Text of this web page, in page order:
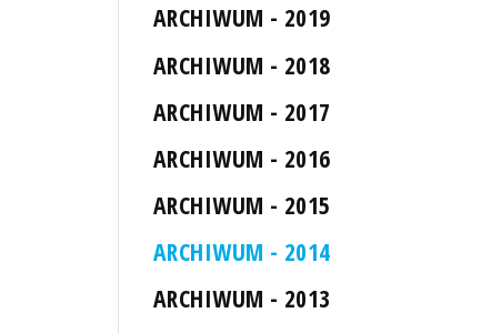
ARCHIWUM - 2019
ARCHIWUM - 2018
ARCHIWUM - 2017
ARCHIWUM - 2016
ARCHIWUM - 2015
ARCHIWUM - 2014
ARCHIWUM - 2013